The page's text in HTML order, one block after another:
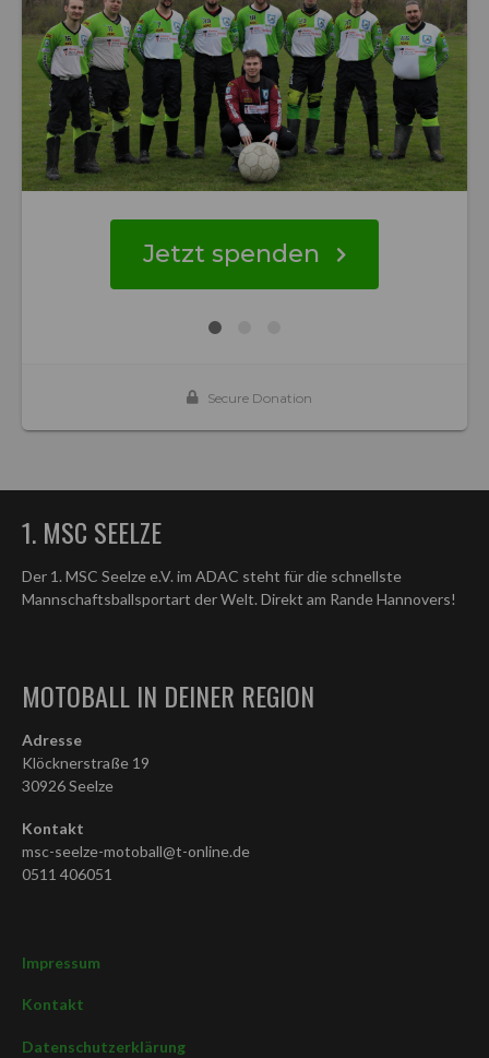
1. MSC SEELZE
Der 1. MSC Seelze e.V. im ADAC steht für die schnellste
Mannschaftsballsportart der Welt. Direkt am Rande Hannovers!
MOTOBALL IN DEINER REGION
Adresse
Klöcknerstraße 19
30926 Seelze
Kontakt
msc-seelze-motoball@t-online.de
0511 406051
Impressum
Kontakt
Datenschutzerklärung